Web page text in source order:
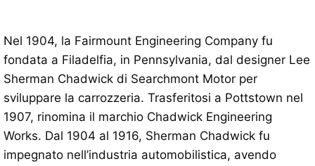
Nel 1904, la Fairmount Engineering Company fu
fondata a Filadelfia, in Pennsylvania, dal designer Lee
Sherman Chadwick di Searchmont Motor per
sviluppare la carrozzeria. Trasferitosi a Pottstown nel
1907, rinomina il marchio Chadwick Engineering
Works. Dal 1904 al 1916, Sherman Chadwick fu
impegnato nell’industria automobilistica, avendo